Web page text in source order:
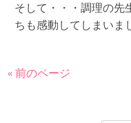
そして・・・調理の先
ちも感動してしまいま
« 前のページ